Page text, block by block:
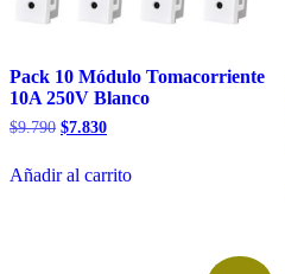
Pack 10 Módulo Tomacorriente
10A 250V Blanco
$9.790 El
original
era:
$7.830El
actual
es:
Añadir al carrito